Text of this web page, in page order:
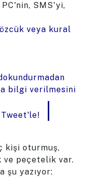
PC'nin, SMS'yi,
veya kural
bilgi verilmesini
Tweet'le!
kişi oturmuş,
ve peçetelik var.
şu yazıyor: